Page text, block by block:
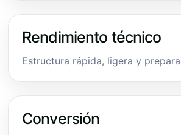
Rendimiento técnico
Estructura rápida, ligera y
Conversión